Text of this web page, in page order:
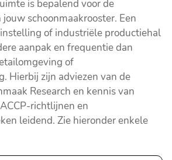
is bepalend voor de
schoonmaakrooster. Een
of industriële productiehal
aanpak en frequentie dan
of
Hierbij zijn adviezen van de
Research en kennis van
richtlijnen en
leidend. Zie hieronder enkele